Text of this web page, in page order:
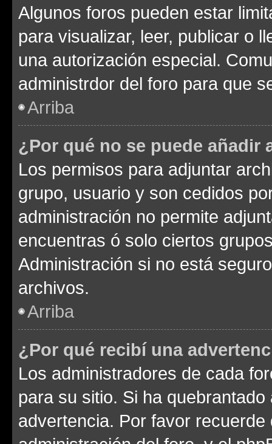
Algunos foros pueden estar
para visualizar, leer, publicar o
una autorización especial.
administrdor del foro para que
Arriba
¿Por qué no se puede añadir
Los permisos para adjuntar
grupo, usuario y son cedidos
administración no permite
encuentras ó solo ciertos
Administración si no está
archivos.
Arriba
¿Por qué recibí una
Los administradores de cada
para su sitio. Si ha
advertencia. Por favor